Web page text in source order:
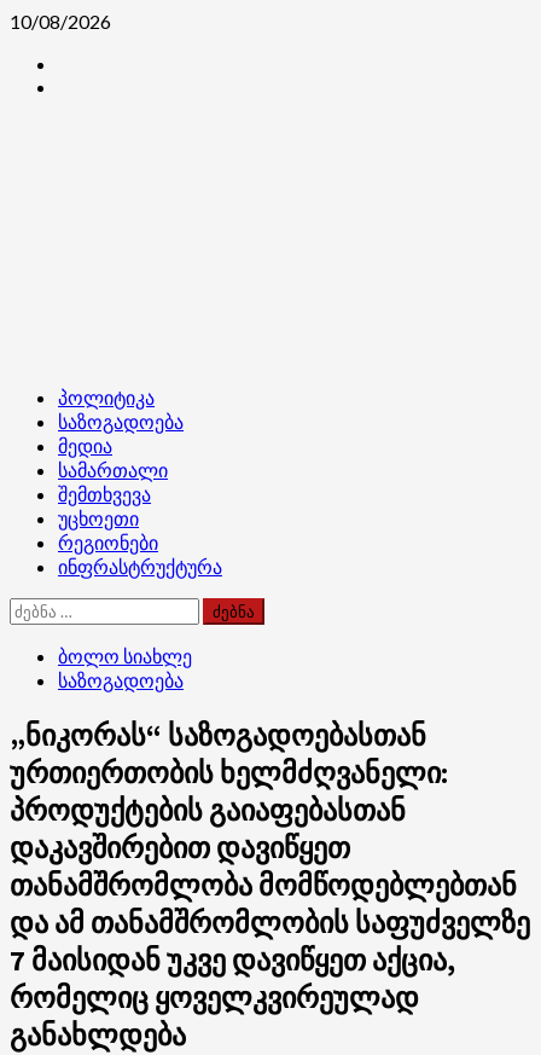
Skip
content
10/08/2026
Primary
Menu
პოლიტიკა
საზოგადოება
მედია
სამართალი
შემთხვევა
უცხოეთი
რეგიონები
ინფრასტრუქტურა
ძებნა:
ბოლო სიახლე
საზოგადოება
„ნიკორას“ საზოგადოებასთან
ურთიერთობის ხელმძღვანელი:
პროდუქტების გაიაფებასთან
დაკავშირებით დავიწყეთ
თანამშრომლობა მომწოდებლებთან
და ამ თანამშრომლობის საფუძველზე
7 მაისიდან უკვე დავიწყეთ აქცია,
რომელიც ყოველკვირეულად
განახლდება